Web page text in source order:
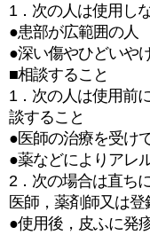
1．次の人は使用し
●患部が広範囲の人
●深い傷やひどいや
■相談すること
1．次の人は使用前
談すること
●医師の治療を受け
●薬などによりアレ
2．次の場合は直ち
医師，薬剤師又は
●使用後，皮ふに発